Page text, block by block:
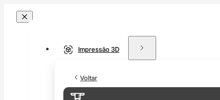
Impressão 3D
Voltar